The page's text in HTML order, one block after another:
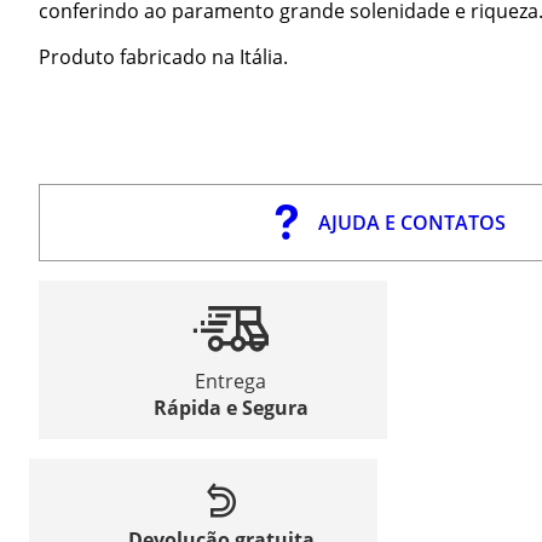
conferindo ao paramento grande solenidade e riqueza.
Produto fabricado na Itália.
AJUDA E CONTATOS
Entrega
Rápida e Segura